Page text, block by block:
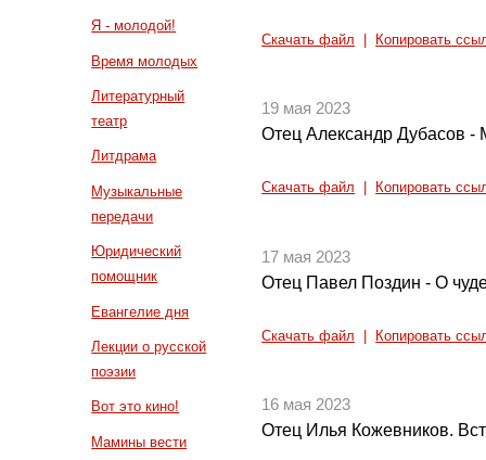
Я - молодой!
Время молодых
Литературный
театр
Литдрама
Музыкальные
передачи
Юридический
помощник
Евангелие дня
Лекции о русской
поэзии
Вот это кино!
Мамины вести
Скачать файл Копировать
19 мая 2023
Отец Александр Дубасов -
Скачать файл Копировать
17 мая 2023
Отец Павел Поздин - О
Скачать файл Копировать
16 мая 2023
Отец Илья Кожевников.